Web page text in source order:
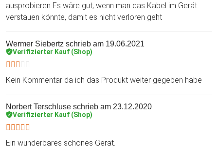
ausprobieren Es wäre gut, wenn man das Kabel im Gerät
verstauen könnte, damit es nicht verloren geht
Wermer Siebertz schrieb am 19.06.2021
Verifizierter Kauf (Shop)
Kein Kommentar da ich das Produkt weiter gegeben habe
Norbert Terschluse schrieb am 23.12.2020
Verifizierter Kauf (Shop)
Ein wunderbares schönes Gerät.